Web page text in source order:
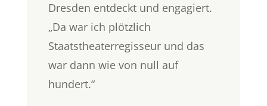
Dresden entdeckt und engagiert.
„Da war ich plötzlich
Staatstheaterregisseur und das
war dann wie von null auf
hundert.“